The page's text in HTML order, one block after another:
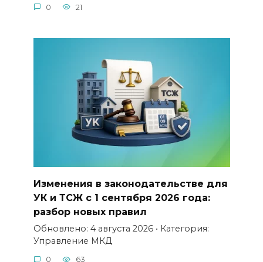
0 21
Изменения в законодательстве для
УК и ТСЖ с 1 сентября 2026 года:
разбор новых правил
Обновлено: 4 августа 2026 • Категория:
Управление МКД
0 63